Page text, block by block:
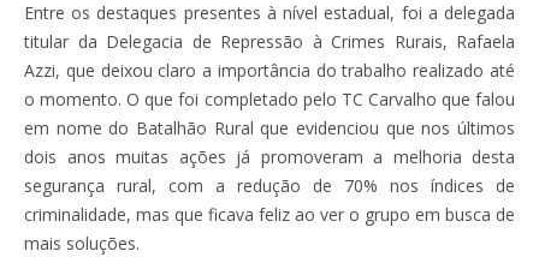
Entre os destaques presentes à nível estadual, foi a delegada
titular da Delegacia de Repressão à Crimes Rurais, Rafaela
Azzi, que deixou claro a importância do trabalho realizado até
o momento. O que foi completado pelo TC Carvalho que falou
em nome do Batalhão Rural que evidenciou que nos últimos
dois anos muitas ações já promoveram a melhoria desta
segurança rural, com a redução de 70% nos índices de
criminalidade, mas que ficava feliz ao ver o grupo em busca de
mais soluções.